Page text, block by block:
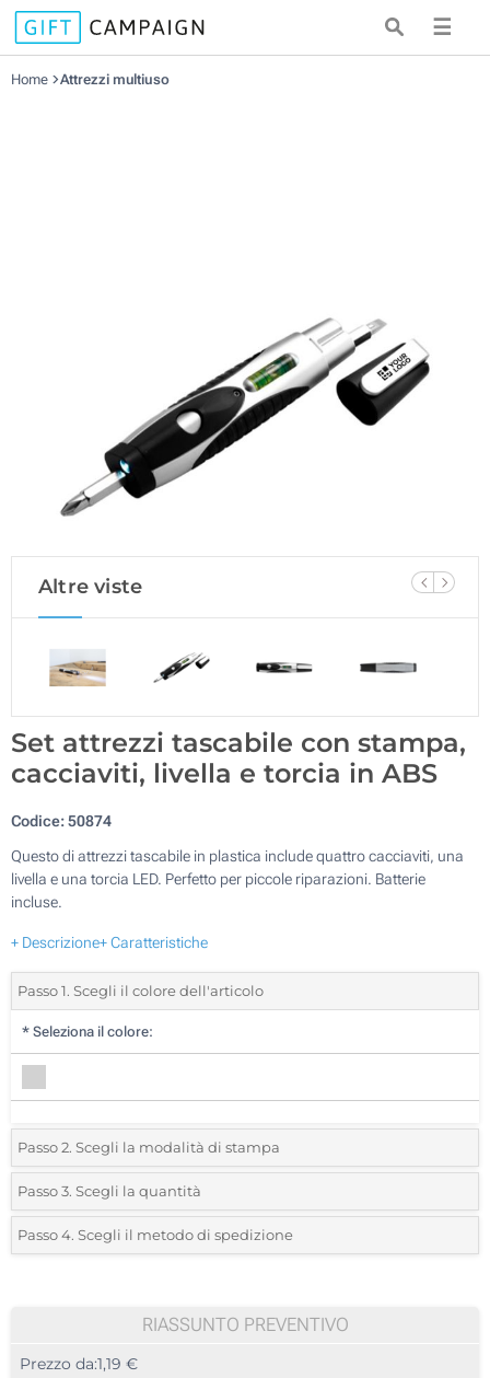
☰
Home Attrezzi multiuso
Altre viste
Set attrezzi tascabile con stampa,
cacciaviti, livella e torcia in ABS
Codice:50874
Questo di attrezzi tascabile in plastica include quattro cacciaviti, una
livella e una torcia LED. Perfetto per piccole riparazioni. Batterie
incluse.
+ Descrizione+ Caratteristiche
Passo 1. Scegli il colore dell'articolo
* Seleziona il colore:
Passo 2. Scegli la modalità di stampa
*Seleziona la posizione di stampa e il colore del vostro logo:
1 Colore (Su un lato)
3 Colori (Su un lato)
Passo 3. Scegli la quantità
*Quantità desiderata:
50
Passo 4. Scegli il metodo di spedizione
RIASSUNTO PREVENTIVO
Prezzo da:1,19 €